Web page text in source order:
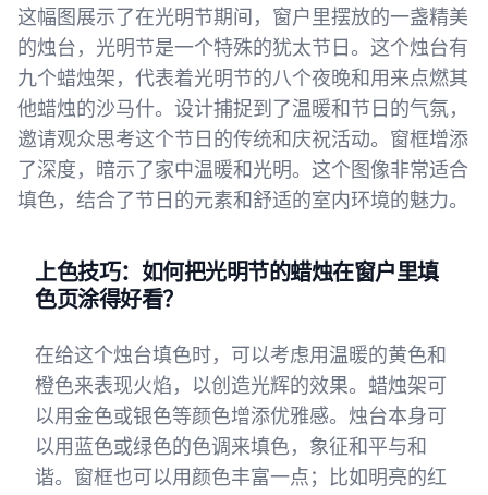
这幅图展示了在光明节期间，窗户里摆放的一盏精美
的烛台，光明节是一个特殊的犹太节日。这个烛台有
九个蜡烛架，代表着光明节的八个夜晚和用来点燃其
他蜡烛的沙马什。设计捕捉到了温暖和节日的气氛，
邀请观众思考这个节日的传统和庆祝活动。窗框增添
了深度，暗示了家中温暖和光明。这个图像非常适合
填色，结合了节日的元素和舒适的室内环境的魅力。
上色技巧：如何把光明节的蜡烛在窗户里填
色页涂得好看？
在给这个烛台填色时，可以考虑用温暖的黄色和
橙色来表现火焰，以创造光辉的效果。蜡烛架可
以用金色或银色等颜色增添优雅感。烛台本身可
以用蓝色或绿色的色调来填色，象征和平与和
谐。窗框也可以用颜色丰富一点；比如明亮的红